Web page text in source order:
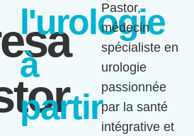
l'urologie
à
partir
Pastor,
médecin
spécialiste en
urologie
passionnée
par la santé
intégrative et